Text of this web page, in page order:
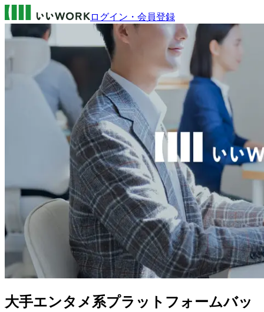
ログイン・会員登録
大手エンタメ系プラットフォームバッ